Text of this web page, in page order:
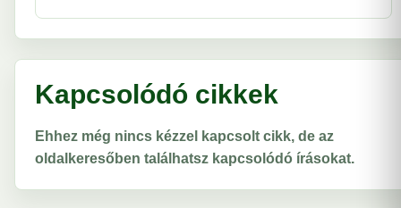
Kapcsolódó cikkek
Ehhez még nincs kézzel kapcsolt cikk, de az
oldalkeresőben találhatsz kapcsolódó írásokat.